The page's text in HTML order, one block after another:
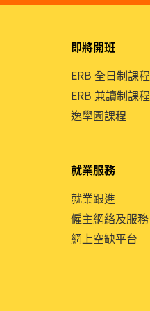
即將開班
ERB 全日制課程
ERB 兼讀制課程
逸學園課程
就業服務
就業跟進
僱主網絡及服務
網上空缺平台